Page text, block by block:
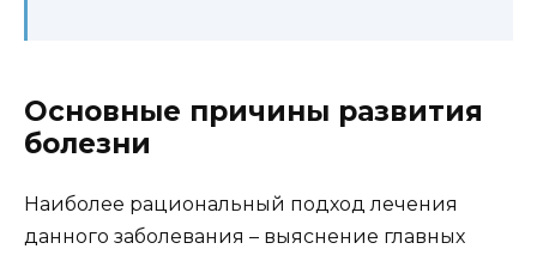
Основные причины развития
болезни
Наиболее рациональный подход лечения
данного заболевания – выяснение главных